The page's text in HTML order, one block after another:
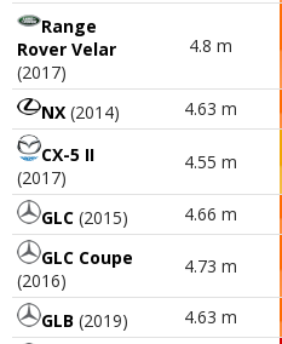
Range
Rover Velar
(2017)
4.8 m
NX (2014) 4.63 m
CX-5 II
(2017)
4.55 m
GLC (2015) 4.66 m
GLC Coupe
(2016)
4.73 m
GLB (2019) 4.63 m